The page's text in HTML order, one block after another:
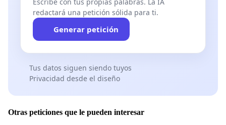
redactará una petición sólida para ti.
Generar petición
Tus datos siguen siendo tuyos
Privacidad desde el diseño
Otras peticiones que le pueden interesar